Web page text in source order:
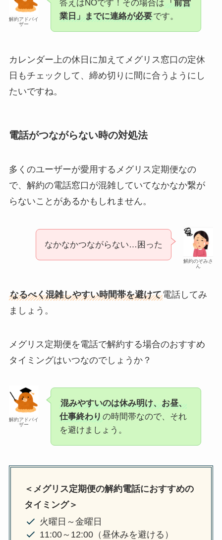
解約アドバイ
ザー
答えはNOです！その場合は
「前営
業日」までに連絡が必要です。
カレンダー上の休日に加えてメグリス窓口の定休
日もチェックして、締め切りに間に合うようにし
たいですね。
電話がつながらない時の対処法
多くのユーザーが愛用するメグリス定期便なの
で、解約の電話窓口が混雑していてなかなか繋が
らないことがあるかもしれません。
解約のぞみさ
ん
なかなかつながらない…困った
なるべく混雑しやすい時間帯を避けて電話してみ
ましょう。
メグリス定期便を電話で解約する場合のおすすめ
タイミングはいつなのでしょうか？
解約アドバイ
ザー
混みやすいのは休み明け、お昼、
仕事終わり の時間帯なので、それ
を避けましょう。
＜メグリス定期便の解約電話におすすめの
タイミング＞
火曜日～金曜日
11:00～12:00（昼休みを避ける）